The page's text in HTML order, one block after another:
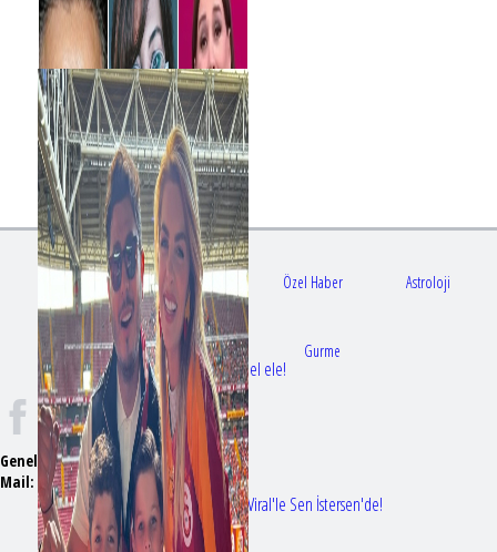
Bir dizi aşkı daha gerçek oldu: Sette el ele!
Erol Köse'nin mektupları ilk kez Nur Viral'le Sen İstersen'de!
Gündem Sağlık Özel Haber Astroloji
Doktorlar Gurme
Genel Yayın Yönetmeni:Seyhan Erdağ
Mail:
emizmagazin@gmail.com